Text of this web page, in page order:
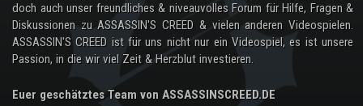
doch auch unser freundliches & niveauvolles Forum für Hilfe, Fragen &
Diskussionen zu ASSASSIN'S CREED & vielen anderen Videospielen.
ASSASSIN'S CREED ist für uns nicht nur ein Videospiel, es ist unsere
Passion, in die wir viel Zeit & Herzblut investieren.
Euer geschätztes Team von ASSASSINSCREED.DE